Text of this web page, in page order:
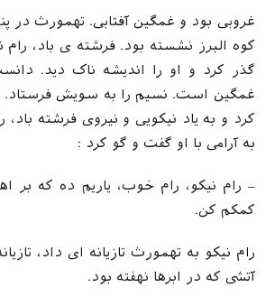
غروبی بود و غمگین آفتابی. تهمورث در
کوه البرز نشسته بود. فرشته ی باد، رام
گذر کرد و او را اندیشه ناک دید.
غمگین است. نسیم را به سویش فرستاد.
کرد و به یاد نیکویی و نیروی فرشته باد،
به آرامی با او گفت و گو کرد :
– رام نیکو، رام خوب، یاریم ده که بر
کمکم کن.
رام نیکو به تهمورث تازیانه ای داد،
آتشی که در ابرها نهفته بود.